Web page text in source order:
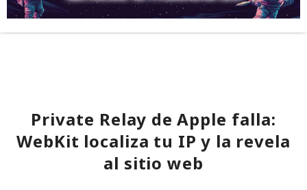
Private Relay de Apple falla:
WebKit localiza tu IP y la revela
al sitio web